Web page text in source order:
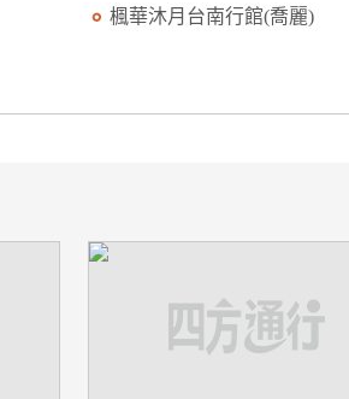
楓華沐月台南行館(喬麗)